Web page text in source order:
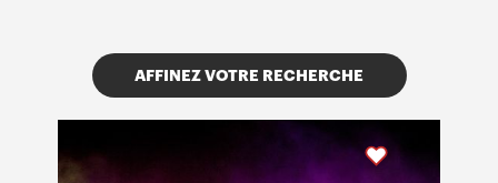
AFFINEZ VOTRE RECHERCHE